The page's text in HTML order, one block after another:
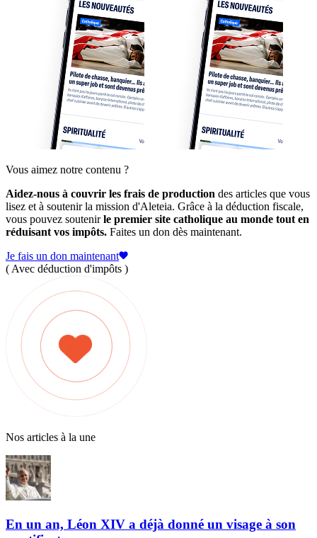
Vous aimez notre contenu ?
Aidez-nous à couvrir les frais de production des articles que vous
lisez et à soutenir la mission d'Aleteia. Grâce à la déduction fiscale,
vous pouvez soutenirle premier site catholique au monde tout en
réduisant vos impôts. Faites un don dès maintenant.
Je fais un don maintenant
( Avec déduction d'impôts )
Nos articles à la une
En un an, Léon XIV a déjà donné un visage à son